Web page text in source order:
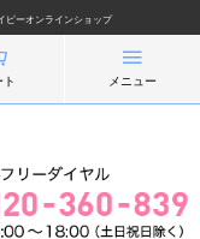
ピーオンラインショップ
ト メニュー